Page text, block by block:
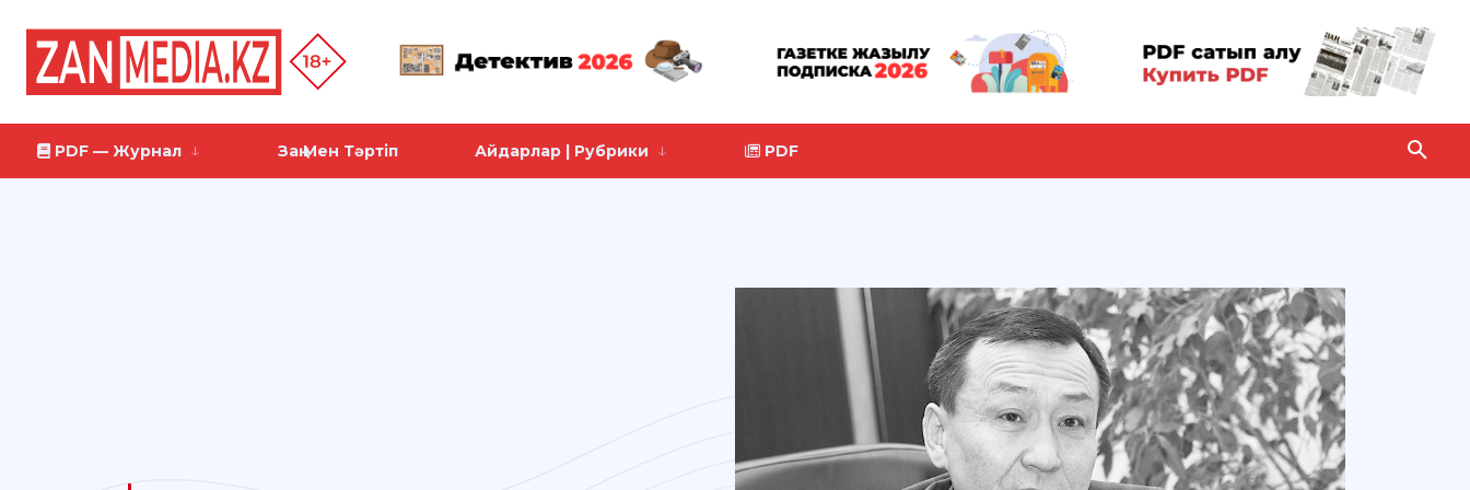
PDF — Журнал Заң Мен Тәртіп Айдарлар | Рубрики PDF